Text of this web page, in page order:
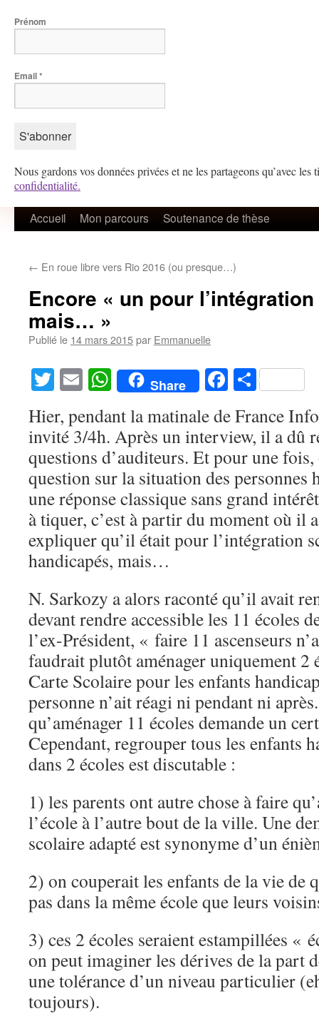
Aller
contenu
Accueil Mon parcours Soutenance de thèse
← En roue libre vers Rio 2016 (ou presque…)
Encore « un pour
mais… »
Publié le 14 mars 2015par Emmanuelle
Twitter
EmailWhatsApp
Share Facebook
Hier, pendant la matinale de France
invité 3/4h. Après un interview, il a dû
questions d’auditeurs. Et pour une
question sur la situation des personnes
une réponse classique sans grand
à tiquer, c’est à partir du moment où il
expliquer qu’il était pour l’intégration
handicapés, mais…
N. Sarkozy a alors raconté qu’il avait
devant rendre accessible les 11 écoles
l’ex-Président, « faire 11 ascenseurs
faudrait plutôt aménager uniquement 2
Carte Scolaire pour les enfants
personne n’ait réagi ni pendant ni
qu’aménager 11 écoles demande un
Cependant, regrouper tous les enfants
dans 2 écoles est discutable :
1) les parents ont autre chose à faire
l’école à l’autre bout de la ville. Une
scolaire adapté est synonyme d’un
2) on couperait les enfants de la vie de
pas dans la même école que leurs
3) ces 2 écoles seraient estampillées «
on peut imaginer les dérives de la part
une tolérance d’un niveau particulier
toujours).
Prénom
Email*
Nous gardons vos données privées et ne les partageons qu’avec
confidentialité.